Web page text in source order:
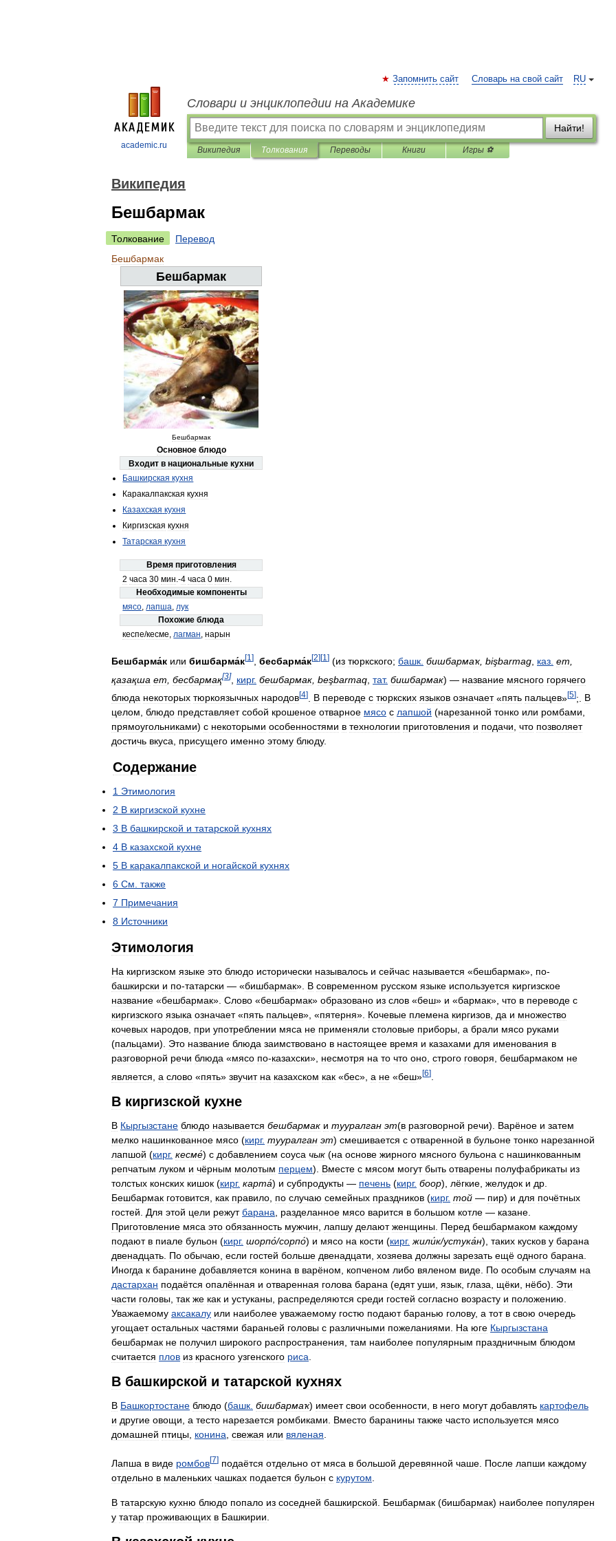
academic.ru
RU
Запомнить сайт Словарь на свой сайт
Словари и энциклопедии на Академике
Найти!
Википедия Толкования Переводы Книги Игры ⚽
Википедия
Бешбармак
Толкование
Перевод
Бешбармак
Бешбармак
Бешбармак
Основное блюдо
Входит в национальные кухни
Башкирская кухня
Каракалпакская кухня
Казахская кухня
Киргизская кухня
Татарская кухня
Время приготовления
2 часа 30 мин.-4 часа 0 мин.
Необходимые компоненты
мясо,лапша,лук
Похожие блюда
кеспе/кесме,лагман,нарын
Бешбарма́к или бишбарма́к[1 ] бесбарма́к[2] [1 ] (из тюркского; башк бишбармаҡ bişbarmag каз ет
қазақша ет бесбармақ[3] кирг. бешбармак beşbarmaq тат. бишбармак) — название мясного горячего
блюда некоторых тюркоязычных народов[4] В переводе с тюркских языков означает«пять пальцев»[5];. В
целом, блюдо представляет собой крошеное отварное мясо с лапшой (нарезанной тонко или ромбами,
прямоугольниками) с некоторыми особенностями в технологии приготовления и подачи, что позволяет
достичь вкуса, присущего именно этому блюду.
Содержание
1 Этимология
2 В киргизской кухне
3 В башкирской и татарской кухнях
4 В казахской кухне
5 В каракалпакской и ногайской кухнях
6 См. также
7 Примечания
8 Источники
Этимология
На киргизском языке это блюдо исторически называлось и сейчас называется «бешбармак», по-
башкирски и по-татарски — «бишбармак». В современном русском языке используется киргизское
название «бешбармак». Слово «бешбармак» образовано из слов «беш» и «бармак», что в переводе с
киргизского языка означает«пять пальцев», «пятерня». Кочевые племена киргизов, да и множество
кочевых народов, при употреблении мяса не применяли столовые приборы, а брали мясо руками
(пальцами). Это название блюда заимствовано в настоящее время и казахами для именования в
разговорной речи блюда «мясо по-казахски», несмотря на то что оно, строго говоря, бешбармаком не
является а слово «пять» звучит на казахском как «бес», а не «беш»[6]
В киргизской кухне
В Кыргызстане блюдо называется бешбармак и тууралган эт(в разговорной речи). Варёное и затем
мелко нашинкованное мясо (кирг. тууралган эт) смешивается с отваренной в бульоне тонко нарезанной
лапшой (кирг. кесме́) с добавлением соуса чык (на основе жирного мясного бульона с нашинкованным
репчатым луком и чёрным молотым перцем). Вместе с мясом могут быть отварены полуфабрикаты из
толстых конских кишок (кирг. карта́) и субпродукты — печень (кирг. боор), лёгкие желудок и др
Бешбармак готовится как правило по случаю семейных праздников (кирг. той — пир) и для почётных
гостей
Для этой цели режут барана разделанное мясо варится в большом котле — казане
Приготовление мяса это обязанность мужчин лапшу делают женщины Перед бешбармаком каждому
подают в пиале бульон (кирг. шорпо́/сорпо́) и мясо на кости (кирг. жили́к/устука́н), таких кусков у барана
двенадцать По обычаю если гостей больше двенадцати хозяева должны зарезать ещё одного барана
Иногда к баранине добавляется конина в варёном копченом либо вяленом виде По особым случаям на
дастархан подаётся опалённая и отваренная голова барана (едят уши язык глаза щёки нёбо). Эти
части головы так же как и устуканы распределяются среди гостей согласно возрасту и положению
Уважаемому аксакалу или наиболее уважаемому гостю подают баранью голову, а тот в свою очередь
угощает остальных частями бараньей головы с различными пожеланиями На юге Кыргызстана
бешбармак не получил широкого распространения там наиболее популярным праздничным блюдом
считается плов из красного узгенского риса
В башкирской и татарской кухнях
В Башкортостане блюдо (башк бишбармаҡ) имеет свои особенности в него могут добавлять картофель
и другие овощи а тесто нарезается ромбиками Вместо баранины также часто используется мясо
домашней птицы конина свежая или вяленая
Лапша в виде ромбов[7] подаётся отдельно от мяса в большой деревянной чаше После лапши каждому
отдельно в маленьких чашках подается бульон с курутом
В татарскую кухню блюдо попало из соседней башкирской Бешбармак (бишбармак) наиболее популярен
у татар проживающих в Башкирии